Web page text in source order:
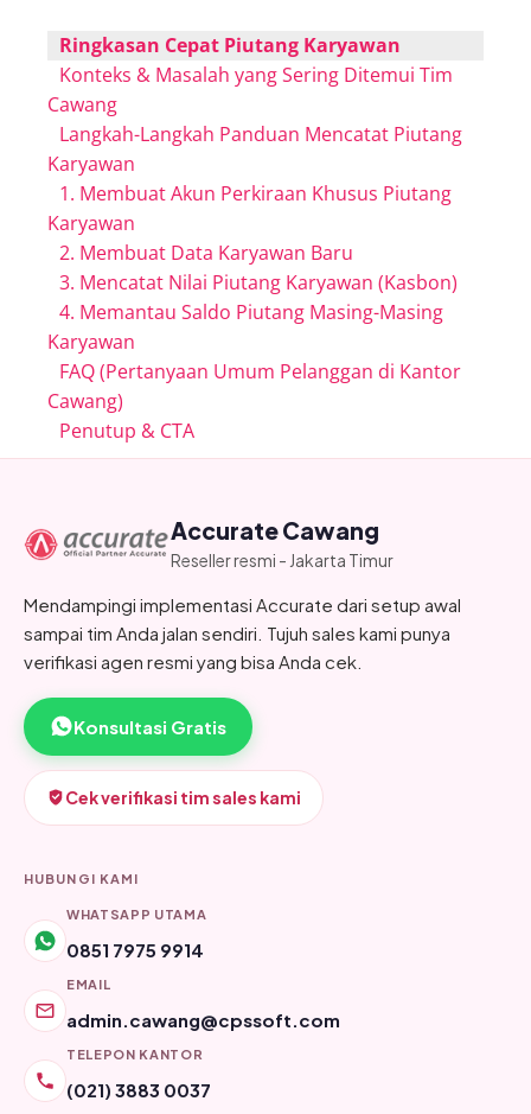
Ringkasan Cepat Piutang Karyawan
Konteks & Masalah yang Sering Ditemui Tim
Cawang
Langkah-Langkah Panduan Mencatat Piutang
Karyawan
1. Membuat Akun Perkiraan Khusus Piutang
Karyawan
2. Membuat Data Karyawan Baru
3. Mencatat Nilai Piutang Karyawan (Kasbon)
4. Memantau Saldo Piutang Masing-Masing
Karyawan
FAQ (Pertanyaan Umum Pelanggan di Kantor
Cawang)
Penutup & CTA
Accurate Cawang
Reseller resmi - Jakarta Timur
Mendampingi implementasi Accurate dari setup awal
sampai tim Anda jalan sendiri. Tujuh sales kami punya
verifikasi agen resmi yang bisa Anda cek.
Konsultasi Gratis
Cek verifikasi tim sales kami
HUBUNGI KAMI
WHATSAPP UTAMA
0851 7975 9914
EMAIL
admin.cawang@cpssoft.com
TELEPON KANTOR
(021) 3883 0037